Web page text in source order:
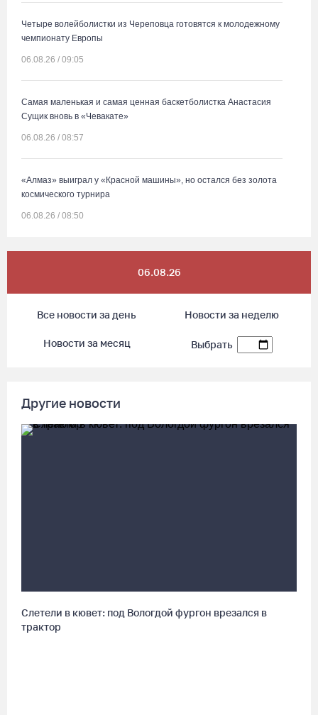
Четыре волейболистки из Череповца готовятся к молодежному
чемпионату Европы
06.08.26 / 09:05
Самая маленькая и самая ценная баскетболистка Анастасия
Сущик вновь в «Чевакате»
06.08.26 / 08:57
«Алмаз» выиграл у «Красной машины», но остался без золота
космического турнира
06.08.26 / 08:50
05.08.26 / 20:20
Четырех пьяных водителей и 23 без прав задержали за сутки
05.08.26 / 17:09
05.08.26 / 16:22
Житель Москвы пострадал в опрокинувшемся под Вытегрой
06.08.26
Все новости за день Новости за неделю
Новости за месяц Выбрать
Другие новости
Слетели в кювет: под Вологдой фургон врезался в
трактор